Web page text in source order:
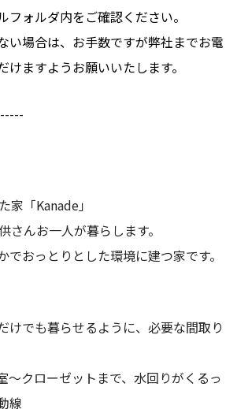
フォルダ内をご確認ください。
い場合は、お手数ですが弊社までお電
けますようお願いいたします。
家「Kanade」
さんお一人が暮らします。
でおっとりとした環境に建つ家です。
けでも暮らせるように、必要な間取り
～クローゼットまで、水回りがくるっ
線